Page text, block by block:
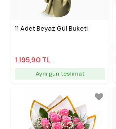
11 Adet Beyaz Gül Buketi
1.195,90 TL
Aynı gün teslimat